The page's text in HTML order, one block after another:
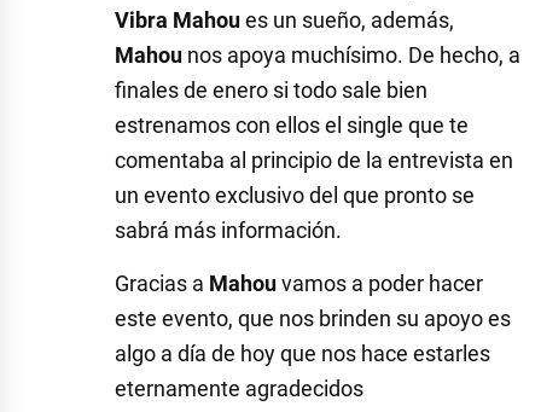
Vibra Mahoues un sueño, además,
Mahou nos apoya muchísimo. De hecho, a
finales de enero si todo sale bien
estrenamos con ellos el single que te
comentaba al principio de la entrevista en
un evento exclusivo del que pronto se
sabrá más información.
Gracias a Mahouvamos a poder hacer
este evento, que nos brinden su apoyo es
algo a día de hoy que nos hace estarles
eternamente agradecidos